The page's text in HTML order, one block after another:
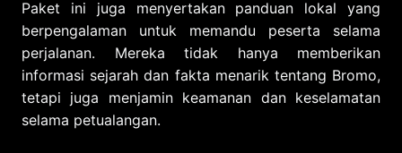
Paket ini juga menyertakan panduan lokal yang
berpengalaman untuk memandu peserta selama
perjalanan. Mereka tidak hanya memberikan
informasi sejarah dan fakta menarik tentang Bromo,
tetapi juga menjamin keamanan dan keselamatan
selama petualangan.